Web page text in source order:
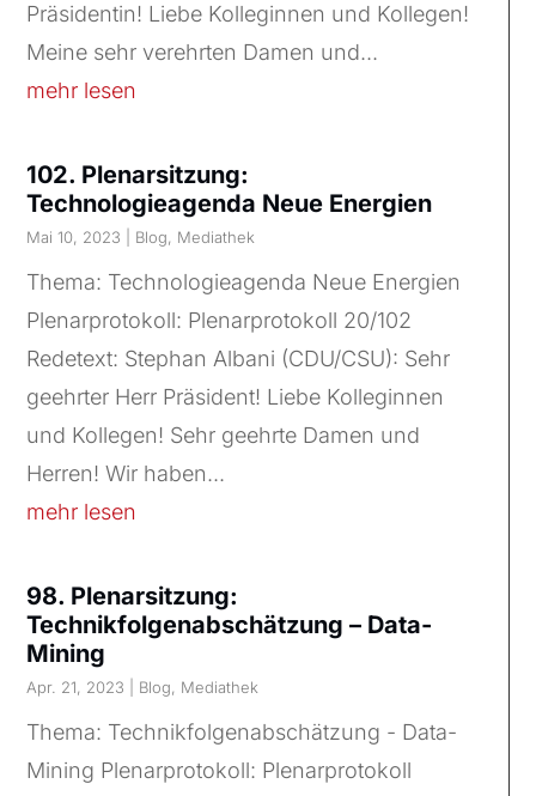
Präsidentin! Liebe Kolleginnen und Kollegen!
Meine sehr verehrten Damen und...
mehr lesen
102. Plenarsitzung:
Technologieagenda Neue Energien
Mai 10, 2023 Blog, Mediathek
Thema: Technologieagenda Neue Energien
Plenarprotokoll: Plenarprotokoll 20/102
Redetext: Stephan Albani (CDU/CSU): Sehr
geehrter Herr Präsident! Liebe Kolleginnen
und Kollegen! Sehr geehrte Damen und
Herren! Wir haben...
mehr lesen
98. Plenarsitzung:
Technikfolgenabschätzung – Data-
Mining
Apr. 21, 2023 Blog, Mediathek
Thema: Technikfolgenabschätzung - Data-
Mining Plenarprotokoll: Plenarprotokoll